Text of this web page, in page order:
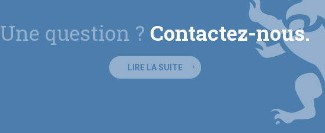
Une question ? Contactez-nous.
LIRE LA SUITE